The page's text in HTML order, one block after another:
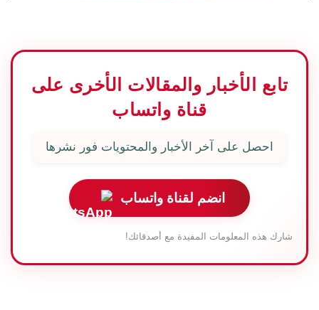
تابع الأخبار والمقالات الأخرى على
قناة واتساب
احصل على آخر الأخبار والمحتويات فور نشرها
انضم لقناة واتساب
شارك هذه المعلومات المفيدة مع أصدقائك!